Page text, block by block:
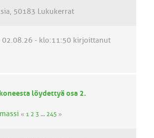
s
i
50183 Lukukerrat
02.08.26 - klo:11:50 kirjoittanut
löydettyä osa 2.
« 1 2 3 ... 245 »